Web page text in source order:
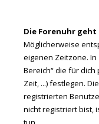
Die Forenuhr geht
Möglicherweise
eigenen Zeitzone. In
Bereich“ die für
Zeit, ...) festlegen.
registrierten
nicht registriert bist,